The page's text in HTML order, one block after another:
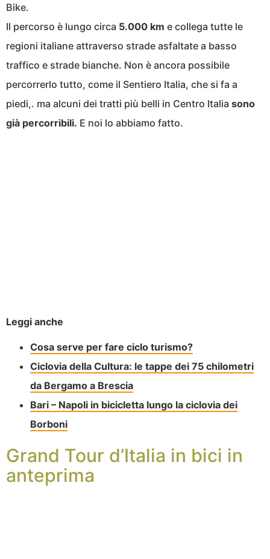
Bike.
Il percorso è lungo circa 5.000 km e collega tutte le
regioni italiane attraverso strade asfaltate a basso
traffico e strade bianche. Non è ancora possibile
percorrerlo tutto, come il Sentiero Italia, che si fa a
piedi,. ma alcuni dei tratti più belli in Centro Italia sono
già percorribili. E noi lo abbiamo fatto.
Leggi anche
Cosa serve per fare ciclo turismo?
Ciclovia della Cultura: le tappe dei 75 chilometri
da Bergamo a Brescia
Bari – Napoli in bicicletta lungo la ciclovia dei
Borboni
Grand Tour d’Italia in bici in
anteprima